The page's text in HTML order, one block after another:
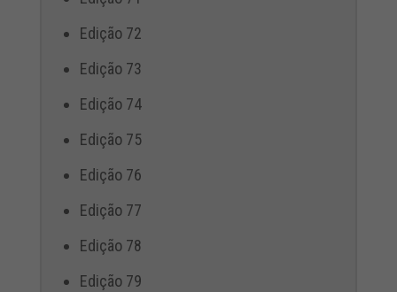
Edição 72
Edição 73
Edição 74
Edição 75
Edição 76
Edição 77
Edição 78
Edição 79